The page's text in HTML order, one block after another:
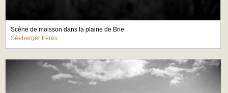
Scène de moisson dans la plaine de Brie
Séeberger frères